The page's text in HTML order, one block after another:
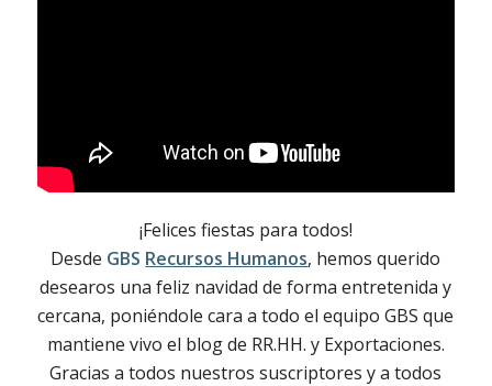
¡Felices fiestas para todos!
Desde GBS Recursos Humanos, hemos querido
desearos una feliz navidad de forma entretenida y
cercana, poniéndole cara a todo el equipo GBS que
mantiene vivo el blog de RR.HH. y Exportaciones.
Gracias a todos nuestros suscriptores y a todos